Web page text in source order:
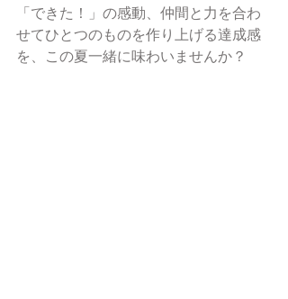
「できた！」の感動、仲間と力を合わ
せてひとつのものを作り上げる達成感
を、この夏一緒に味わいませんか？